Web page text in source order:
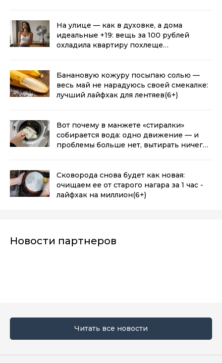
На улице — как в духовке, а дома
идеальные +19: вещь за 100 рублей
охладила квартиру похлеще
Банановую кожуру посыпаю солью —
весь май не нарадуюсь своей смекалке:
лучший лайфхак для лентяев(6+)
Вот почему в манжете «стиралки»
собирается вода: одно движение — и
проблемы больше нет, вытирать ничего
Сковорода снова будет как новая:
очищаем ее от старого нагара за 1 час -
лайфхак на миллион(6+)
Новости партнеров
Читать все новости